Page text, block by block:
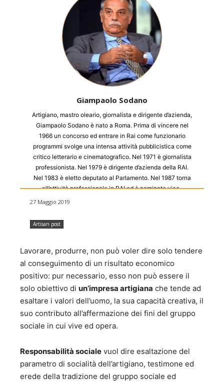
Giampaolo Sodano
Artigiano, mastro oleario, giornalista e dirigente d’azienda,
Giampaolo Sodano è nato a Roma. Prima di vincere nel
1966 un concorso ed entrare in Rai come funzionario
programmi svolge una intensa attività pubblicistica come
critico letterario e cinematografico. Nel 1971 è giornalista
professionista. Nel 1979 è dirigente d’azienda della RAI.
Nel 1983 è eletto deputato al Parlamento. Nel 1987 torna
all’attività professionale in RAI ed è nominato vice-
presidente e amministratore delegato di Sipra e
generale di Sacis e l’anno successivo direttore di APC,
direzione acquisti, produzioni e coproduzioni della Rai. Nel
Una breve esperienza dopo della quale da vita ad una
società di consulenza “Comconsulting” con la quale nel
1999 collabora con il fondo B&S Electra per l’acquisizione
Nel 2001 è eletto vicepresidente di ANICA e Presidente
dell’Unidim (Unione Distributori). Dal 2008 al 2014 è
vicepresidente di “Sitcom Televisione spa”. E’ stato
Presidente di IAA. Sezione italiana (International
Presidente degli Incontri Internazionali di Cinema di
Sorrento. Ha scritto e pubblicato “Le cose possibili”
(Sugarco 1982), “Le coccarde verdemare” (Marsilio 1987),
27 Maggio 2019
Artisan post
Lavorare, produrre, non può voler dire solo tendere
al conseguimento di un risultato economico
positivo: pur necessario, esso non può essere il
solo obiettivo di un’impresa artigiana che tende ad
esaltare i valori dell’uomo, la sua capacità creativa, il
suo contributo all’affermazione dei fini del gruppo
sociale in cui vive ed opera.
Responsabilità sociale vuol dire esaltazione del
parametro di socialità dell’artigiano, testimone ed
erede della tradizione del gruppo sociale ed